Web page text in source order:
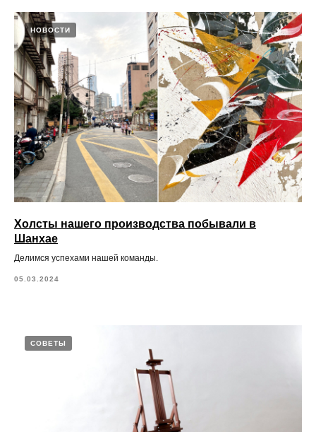
НОВОСТИ
Холсты нашего производства побывали в
Шанхае
Делимся успехами нашей команды.
05.03.2024
СОВЕТЫ